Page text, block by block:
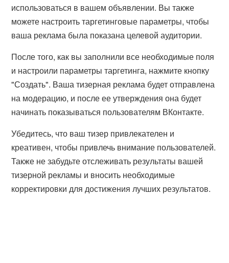
использоваться в вашем объявлении. Вы также
можете настроить таргетинговые параметры, чтобы
ваша реклама была показана целевой аудитории.
После того, как вы заполнили все необходимые поля
и настроили параметры таргетинга, нажмите кнопку
"Создать". Ваша тизерная реклама будет отправлена
на модерацию, и после ее утверждения она будет
начинать показываться пользователям ВКонтакте.
Убедитесь, что ваш тизер привлекателен и
креативен, чтобы привлечь внимание пользователей.
Также не забудьте отслеживать результаты вашей
тизерной рекламы и вносить необходимые
корректировки для достижения лучших результатов.